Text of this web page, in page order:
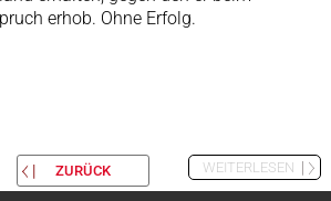
erhob. Ohne Erfolg.
ZURÜCK WEITERLESEN